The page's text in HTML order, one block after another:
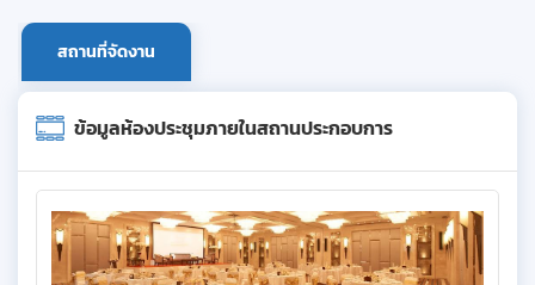
สถานที่จัดงาน
ข้อมูลห้องประชุมภายในสถานประกอบการ